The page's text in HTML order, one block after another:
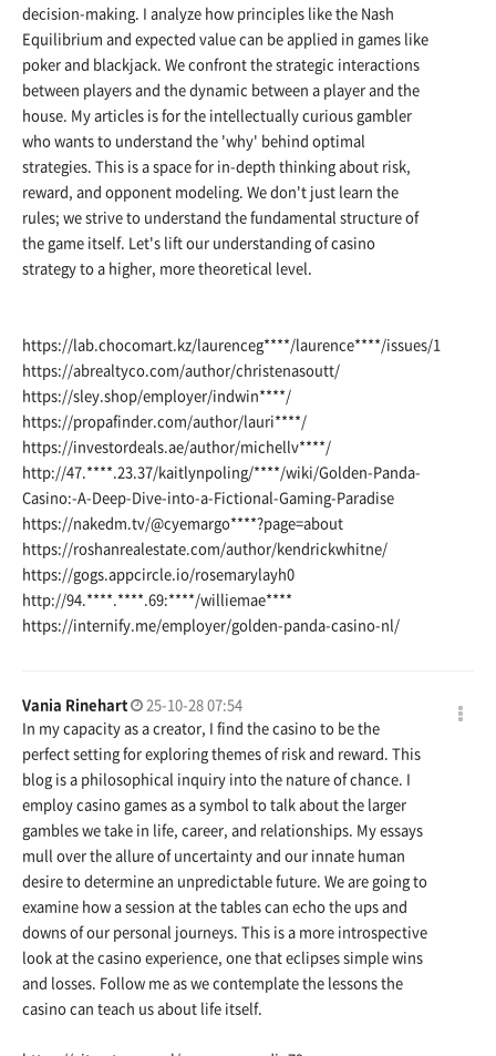
decision-making. I analyze how principles like the Nash
Equilibrium and expected value can be applied in games like
poker and blackjack. We confront the strategic interactions
between players and the dynamic between a player and the
house. My articles is for the intellectually curious gambler
who wants to understand the 'why' behind optimal
strategies. This is a space for in-depth thinking about risk,
reward, and opponent modeling. We don't just learn the
rules; we strive to understand the fundamental structure of
the game itself. Let's lift our understanding of casino
strategy to a higher, more theoretical level.
https://lab.chocomart.kz/laurenceg****/laurence****/issues/1
https://abrealtyco.com/author/christenasoutt/
https://sley.shop/employer/indwin****/
https://propafinder.com/author/lauri****/
https://investordeals.ae/author/michellv****/
http://47.****.23.37/kaitlynpoling/****/wiki/Golden-Panda-
Casino:-A-Deep-Dive-into-a-Fictional-Gaming-Paradise
https://nakedm.tv/@cyemargo****?page=about
https://roshanrealestate.com/author/kendrickwhitne/
https://gogs.appcircle.io/rosemarylayh0
http://94.****.****.69:****/williemae****
https://internify.me/employer/golden-panda-casino-nl/
Vania Rinehart
25-10-28 07:54
In my capacity as a creator, I find the casino to be the
perfect setting for exploring themes of risk and reward. This
blog is a philosophical inquiry into the nature of chance. I
employ casino games as a symbol to talk about the larger
gambles we take in life, career, and relationships. My essays
mull over the allure of uncertainty and our innate human
desire to determine an unpredictable future. We are going to
examine how a session at the tables can echo the ups and
downs of our personal journeys. This is a more introspective
look at the casino experience, one that eclipses simple wins
and losses. Follow me as we contemplate the lessons the
casino can teach us about life itself.